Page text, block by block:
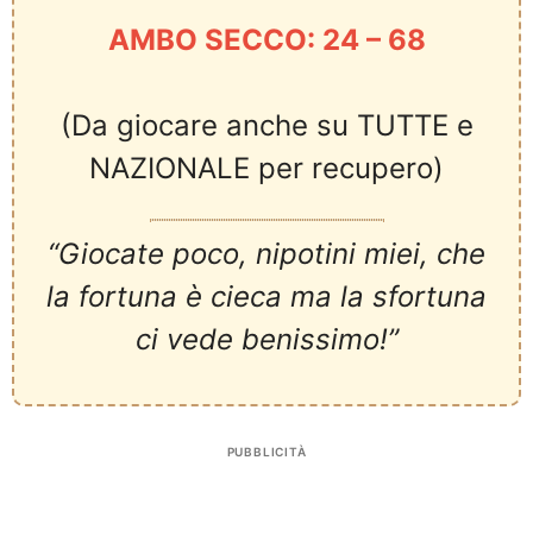
AMBO SECCO: 24 – 68
(Da giocare anche su TUTTE e
NAZIONALE per recupero)
“Giocate poco, nipotini miei, che
la fortuna è cieca ma la sfortuna
ci vede benissimo!”
PUBBLICITÀ